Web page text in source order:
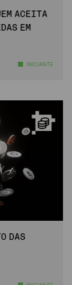
ACEITA
EM
INICIANTE
DAS